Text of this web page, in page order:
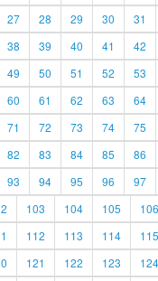
27 28 29 30 31
38 39 40 41 42
49 50 51 52 53
60 61 62 63 64
71 72 73 74 75
82 83 84 85 86
93 94 95 96 97
103 104 105 106
112 113 114 115
121 122 123 124